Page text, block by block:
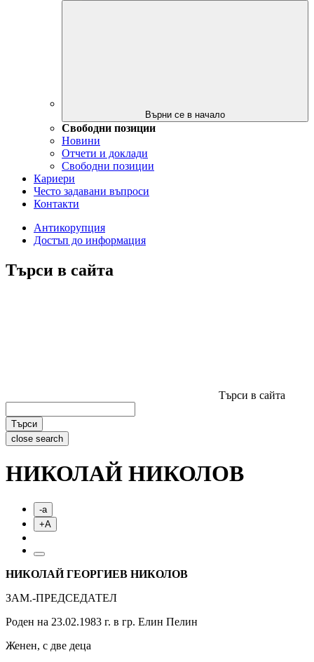
Върни се в начало
Свободни позиции
Новини
Отчети и доклади
Свободни позиции
Кариери
Често задавани въпроси
Контакти
Антикорупция
Достъп до информация
Търси в сайта
Търси в сайта
Търси
close search
НИКОЛАЙ НИКОЛОВ
-a
+A
НИКОЛАЙ ГЕОРГИЕВ НИКОЛОВ
ЗАМ.-ПРЕДСЕДАТЕЛ
Роден на 23.02.1983 г. в гр. Елин Пелин
Женен, с две деца